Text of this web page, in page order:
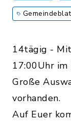
14tägig -
17:00Uhr im
Große
vorhanden.
Auf Euer